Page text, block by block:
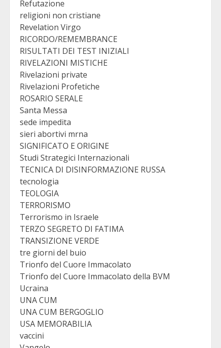
Refutazione
religioni non cristiane
Revelation Virgo
RICORDO/REMEMBRANCE
RISULTATI DEI TEST INIZIALI
RIVELAZIONI MISTICHE
Rivelazioni private
Rivelazioni Profetiche
ROSARIO SERALE
Santa Messa
sede impedita
sieri abortivi mrna
SIGNIFICATO E ORIGINE
Studi Strategici Internazionali
TECNICA DI DISINFORMAZIONE RUSSA
tecnologia
TEOLOGIA
TERRORISMO
Terrorismo in Israele
TERZO SEGRETO DI FATIMA
TRANSIZIONE VERDE
tre giorni del buio
Trionfo del Cuore Immacolato
Trionfo del Cuore Immacolato della BVM
Ucraina
UNA CUM
UNA CUM BERGOGLIO
USA MEMORABILIA
vaccini